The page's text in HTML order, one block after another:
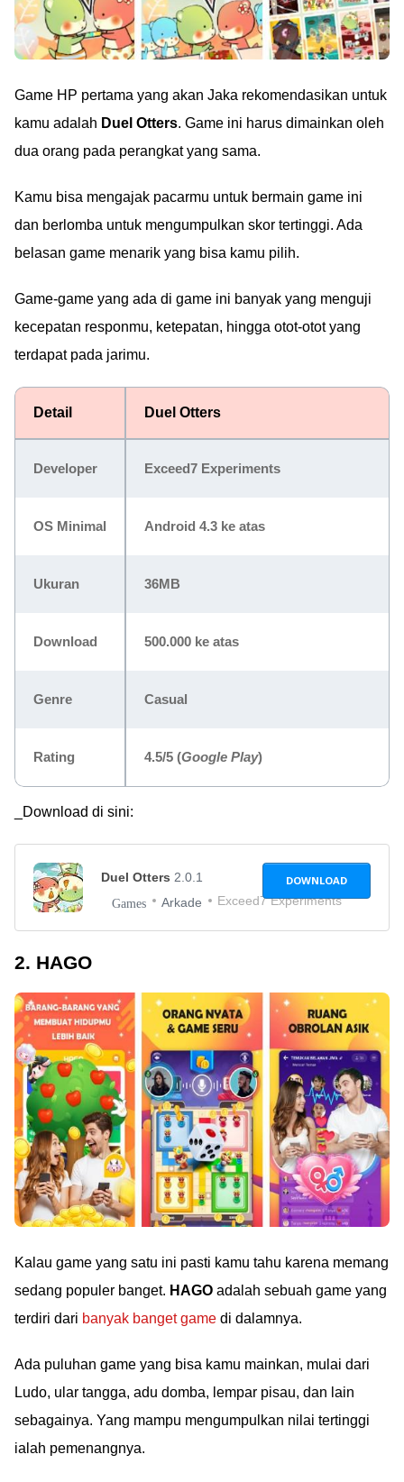
Game HP pertama yang akan Jaka rekomendasikan untuk
kamu adalah Duel Otters. Game ini harus dimainkan oleh
dua orang pada perangkat yang sama.
Kamu bisa mengajak pacarmu untuk bermain game ini
dan berlomba untuk mengumpulkan skor tertinggi. Ada
belasan game menarik yang bisa kamu pilih.
Game-game yang ada di game ini banyak yang menguji
kecepatan responmu, ketepatan, hingga otot-otot yang
terdapat pada jarimu.
Detail Duel Otters
Developer Exceed7 Experiments
OS Minimal Android 4.3 ke atas
Ukuran 36MB
Download 500.000 ke atas
Genre Casual
Rating 4.5/5 (Google Play)
_Download di sini:
Duel Otters 2.0.1
Games Arkade Exceed7 Experiments
DOWNLOAD
2. HAGO
Kalau game yang satu ini pasti kamu tahu karena memang
sedang populer banget. HAGO adalah sebuah game yang
terdiri dari banyak banget game di dalamnya.
Ada puluhan game yang bisa kamu mainkan, mulai dari
Ludo, ular tangga, adu domba, lempar pisau, dan lain
sebagainya. Yang mampu mengumpulkan nilai tertinggi
ialah pemenangnya.